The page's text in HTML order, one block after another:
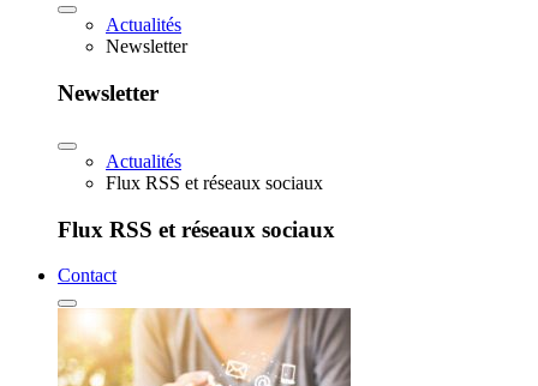
Actualités
Newsletter
Newsletter
Actualités
Flux RSS et réseaux sociaux
Flux RSS et réseaux sociaux
Contact